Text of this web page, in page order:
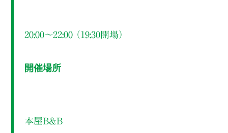
20:00～22:00 （19:30開場）
開催場所
本屋B&B